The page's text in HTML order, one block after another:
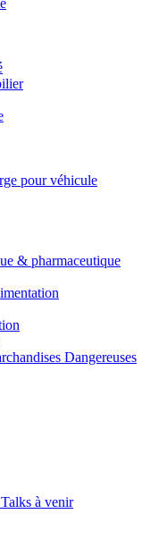
pour véhicule
& pharmaceutique
Dangereuses
à venir